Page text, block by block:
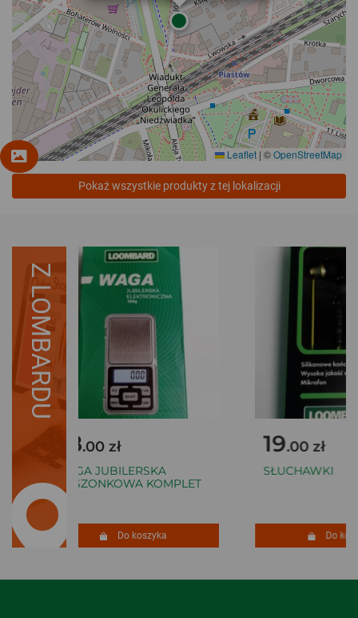
Leaflet | ©OpenStreetMap
Pokaż wszystkie produkty z tej lokalizacji
Z LOMBARDU
.00 zł
WAGA JUBILERSKA
KIESZONKOWA KOMPLET
Do koszyka
19.00 zł
SŁUCHAWKI
Do